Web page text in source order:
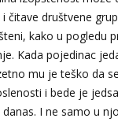
čitave društvene
kako u pogledu
Kada pojedinac
mu je teško da
i bede je
I ne samo u